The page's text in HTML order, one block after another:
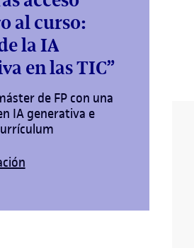
al curso:
la IA
en las TIC”
de FP con una
IA generativa e